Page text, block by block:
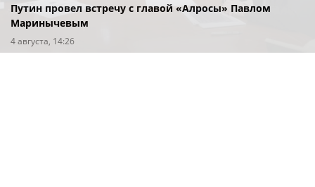
Путин провел встречу с главой «Алросы» Павлом
Маринычевым
4 августа, 14:26